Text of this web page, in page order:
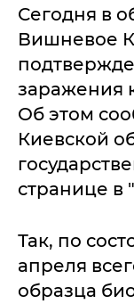
Сегодня в
Вишневое
заражения
Об этом
Киевской
странице в "
Так, по
апреля
образца